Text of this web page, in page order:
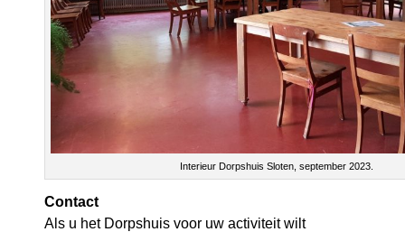
Interieur Dorpshuis Sloten, september 2023.
Contact
Als u het Dorpshuis voor uw activiteit wilt